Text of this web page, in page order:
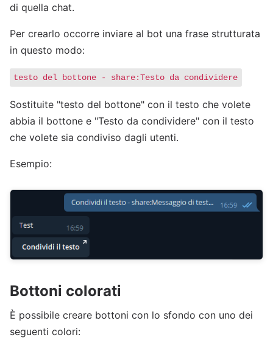
di quella chat.
Per crearlo occorre inviare al bot una frase strutturata
in questo modo:
testo del bottone - share:Testo da condividere
Sostituite "testo del bottone" con il testo che volete
abbia il bottone e "Testo da condividere" con il testo
che volete sia condiviso dagli utenti.
Esempio:
Bottoni colorati
È possibile creare bottoni con lo sfondo con uno dei
seguenti colori: